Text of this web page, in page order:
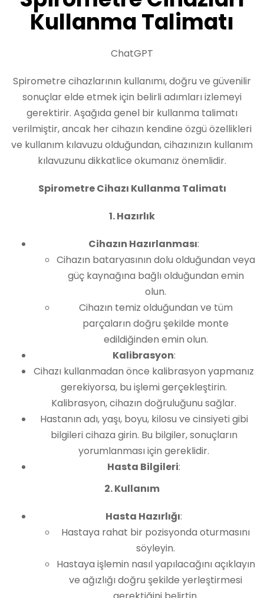
Kullanma Talimatı
ChatGPT
Spirometre cihazlarının kullanımı, doğru ve güvenilir
sonuçlar elde etmek için belirli adımları izlemeyi
gerektirir. Aşağıda genel bir kullanma talimatı
verilmiştir, ancak her cihazın kendine özgü özellikleri
ve kullanım kılavuzu olduğundan, cihazınızın kullanım
kılavuzunu dikkatlice okumanız önemlidir.
Spirometre Cihazı Kullanma Talimatı
1. Hazırlık
Cihazın Hazırlanması:
Cihazın bataryasının dolu olduğundan veya
güç kaynağına bağlı olduğundan emin
olun.
Cihazın temiz olduğundan ve tüm
parçaların doğru şekilde monte
edildiğinden emin olun.
Kalibrasyon:
Cihazı kullanmadan önce kalibrasyon yapmanız
gerekiyorsa, bu işlemi gerçekleştirin.
Kalibrasyon, cihazın doğruluğunu sağlar.
Hastanın adı, yaşı, boyu, kilosu ve cinsiyeti gibi
bilgileri cihaza girin. Bu bilgiler, sonuçların
yorumlanması için gereklidir.
Hasta Bilgileri:
2. Kullanım
Hasta Hazırlığı:
Hastaya rahat bir pozisyonda oturmasını
söyleyin.
Hastaya işlemin nasıl yapılacağını açıklayın
ve ağızlığı doğru şekilde yerleştirmesi